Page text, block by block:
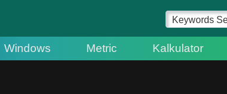
Windows Metric Kalkulator